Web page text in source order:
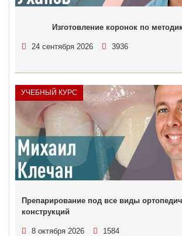
Изготовление коронок по
24 сентября 2026 3936
УЧЕБНЫЙ КУРС
Препарирование под все виды
конструкций
8 октября 2026 1584